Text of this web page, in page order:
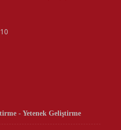
- Yetenek Geliştirme